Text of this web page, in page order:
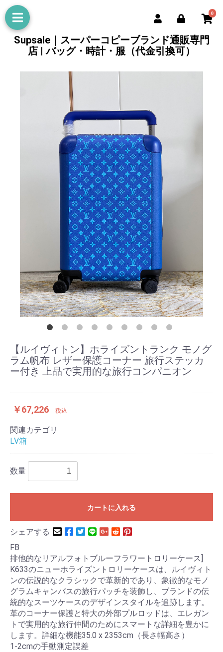
0
Supsale｜スーパーコピーブランド通販専門
店 | バッグ・時計・服（代金引換可）
【ルイヴィトン】ホライズントランク モノグ
ラム帆布 レザー保護コーナー 旅行ステッカ
ー付き 上品で実用的な旅行コンパニオン
￥67,226 税込
関連カテゴリ
LV箱
数量
カートに入れる
シェアする
FB
排他的なリアルフォトブルーフラワートロリーケース]
K633のニューホライズントロリーケースは、ルイヴィト
ンの伝説的なクラシックで革新的であり、象徴的なモノ
グラムキャンバスの旅行パッチを装飾し、ブランドの伝
統的なスーツケースのデザインスタイルを追跡します。
革のコーナー保護と特大の外部プルロッドは、エレガン
トで実用的な旅行仲間のためにスマートな詳細を豊かに
します。詳細な機能35.0 x 2353cm（長さ幅高さ）
1-2cmの手動測定誤差